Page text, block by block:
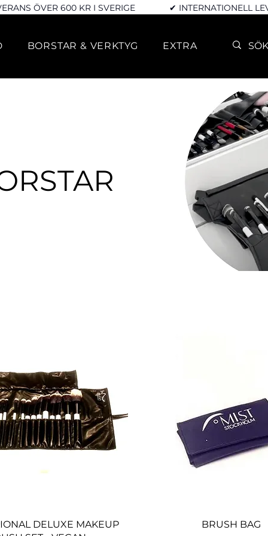
ÖVER 600 KR I SVERIGE ✔ INTERNATIONELL
BORSTAR & VERKTYG EXTRA
Snabbvisning
DELUXE MAKEUP
Snabbvisning
BRUSH BAG